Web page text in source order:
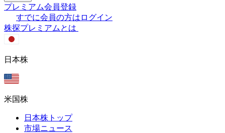
プレミアム会員登録
すでに会員の方はログイン
株探プレミアムとは
日本株
米国株
日本株トップ
市場ニュース